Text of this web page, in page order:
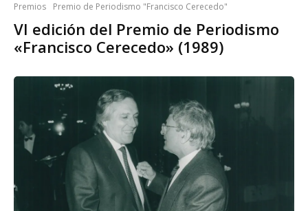
Premios Premio de Periodismo "Francisco Cerecedo"
VI edición del Premio de Periodismo
«Francisco Cerecedo» (1989)